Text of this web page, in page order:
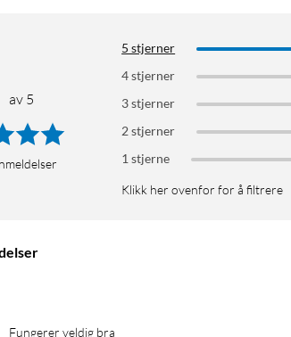
av 5
5 stjerner
4 stjerner
3 stjerner
2 stjerner
1 stjerne
Klikk her ovenfor for å filtrere
Fungerer veldig bra